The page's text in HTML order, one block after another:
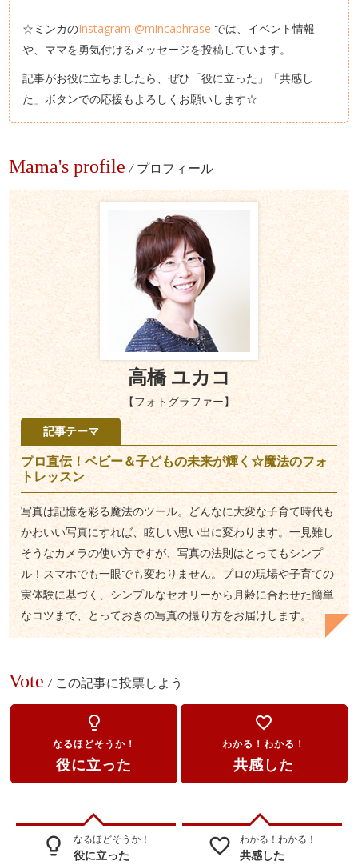
☆ミンカのInstagram @mincaphrase では、イベント情報
や、ママを勇気付けるメッセージを投稿しています。
記事がお役に立ちましたら、ぜひ「役に立った」「共感し
た」ボタンでの応援もよろしくお願いします☆
Mama's profile / プロフィール
高橋 ユカコ
【フォトグラファー】
記事テーマ
プロ直伝！ベビー＆子どもの未来が輝く☆魔法のフォ
トレッスン
写真は記憶を彩る魔法のツール。どんなに大変な子育て時代も
かわいい写真にすれば、眩しい思い出に変わります。一見難し
そうなカメラの使い方ですが、写真の法則はとってもシンプ
ル！スマホでも一眼でも変わりません。プロの現場や子育ての
実体験に基づく、シンプルなセオリーから月齢に合わせた簡単
なコツまで、とっておきの写真の撮り方をお届けします。
Vote / この記事に投票しよう
lightbulb_outline
なるほどそうか！
役に立った
favorite_border
わかる！わかる！
共感した
lightbulb_outline なるほどそうか！
役に立った favorite_border わかる！わかる！
共感した